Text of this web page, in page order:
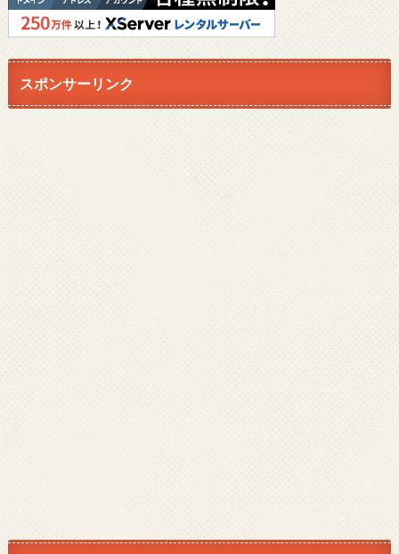
スポンサーリンク